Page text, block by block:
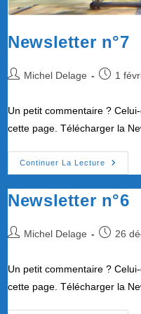
Newsletter n°7
Auteur/autrice
publication :
Michel Delage 1
Un petit commentaire ?
cette page. Télécharger la
Continuer La Lecture
N°7
Newsletter n°6
Auteur/autrice
publication :
Michel Delage 26
Un petit commentaire ?
cette page. Télécharger la